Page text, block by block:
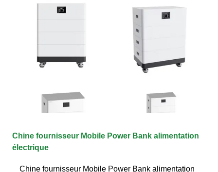
Chine fournisseur Mobile Power Bank alimentation
électrique
Chine fournisseur Mobile Power Bank alimentation